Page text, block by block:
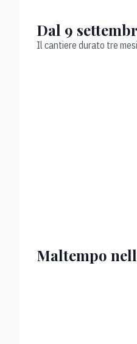
Dal 9
Il cantiere durato tre
Maltempo